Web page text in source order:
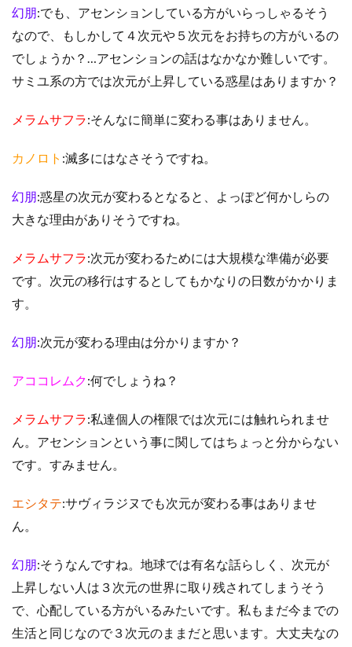
幻朋:でも、アセンションしている方がいらっしゃるそう
なので、もしかして４次元や５次元をお持ちの方がいるの
でしょうか？…アセンションの話はなかなか難しいです。
サミユ系の方では次元が上昇している惑星はありますか？
メラムサフラ:そんなに簡単に変わる事はありません。
カノロト :滅多にはなさそうですね。
幻朋:惑星の次元が変わるとなると、よっぽど何かしらの
大きな理由がありそうですね。
メラムサフラ:次元が変わるためには大規模な準備が必要
です。次元の移行はするとしてもかなりの日数がかかりま
す。
幻朋:次元が変わる理由は分かりますか？
アココレムク:何でしょうね？
メラムサフラ:私達個人の権限では次元には触れられませ
ん。アセンションという事に関してはちょっと分からない
です。すみません。
エシタテ:サヴィラジヌでも次元が変わる事はありませ
ん。
幻朋:そうなんですね。地球では有名な話らしく、次元が
上昇しない人は３次元の世界に取り残されてしまうそう
で、心配している方がいるみたいです。私もまだ今までの
生活と同じなので３次元のままだと思います。大丈夫なの